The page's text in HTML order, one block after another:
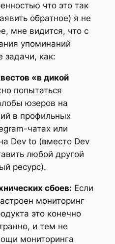
что это так
обратное) я не
мне видится, что с
упоминаний
задачи, как:
«в дикой
попытаться
юзеров на
в профильных
чатах или
Dev to (вместо Dev
любой другой
ресурс).
сбоев: Если
мониторинг
это конечно
и тем не
мониторинга